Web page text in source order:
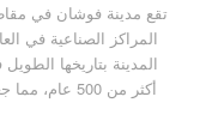
تقع مدينة فوشان في
المراكز الصناعية في
المدينة بتاريخها
أكثر من 500